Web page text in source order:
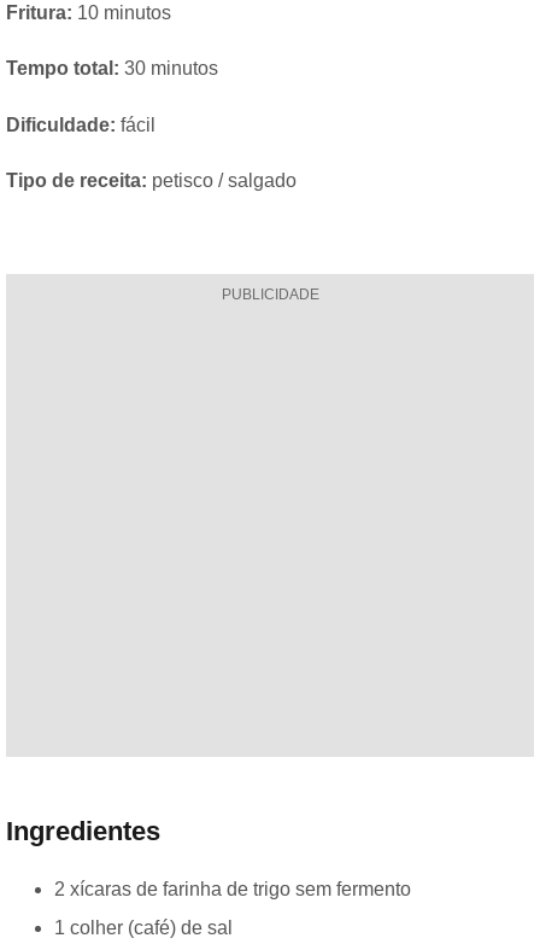
Fritura: 10 minutos
Tempo total: 30 minutos
Dificuldade: fácil
Tipo de receita: petisco / salgado
PUBLICIDADE
Ingredientes
2 xícaras de farinha de trigo sem fermento
1 colher (café) de sal